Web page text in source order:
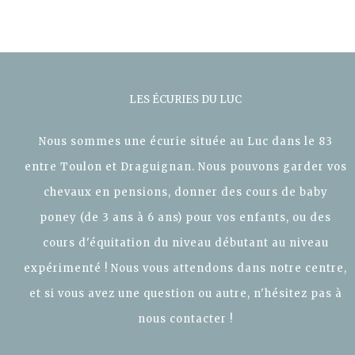
LES ÉCURIES DU LUC
Nous sommes une écurie située au Luc dans le 83
entre Toulon et Draguignan. Nous pouvons garder vos
chevaux en pensions, donner des cours de baby
poney (de 3 ans à 6 ans) pour vos enfants, ou des
cours d'équitation du niveau débutant au niveau
expérimenté ! Nous vous attendons dans notre centre,
et si vous avez une question ou autre, n'hésitez pas à
nous contacter !